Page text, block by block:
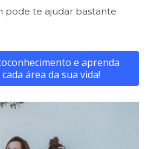
pode te ajudar bastante
e aprenda
área da sua vida!